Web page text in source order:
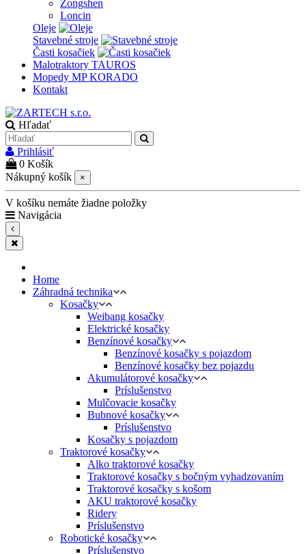
Zongshen
Loncin
Oleje
Stavebné stroje
Časti kosačiek
Malotraktory TAUROS
Mopedy MP KORADO
Kontakt
Hľadať
Prihlásiť
0 Košík
Nákupný košík
×
V košíku nemáte žiadne položky
Navigácia
Home
Záhradná technika
Kosačky
Weibang kosačky
Elektrické kosačky
Benzínové kosačky
Benzínové kosačky s pojazdom
Benzínové kosačky bez pojazdu
Akumulátorové kosačky
Príslušenstvo
Mulčovacie kosačky
Bubnové kosačky
Príslušenstvo
Kosačky s pojazdom
Traktorové kosačky
Alko traktorové kosačky
Traktorové kosačky s bočným vyhadzovaním
Traktorové kosačky s košom
AKU traktorové kosačky
Ridery
Príslušenstvo
Robotické kosačky
Príslušenstvo